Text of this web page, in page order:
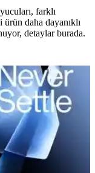
farklı
daha dayanıklı
detaylar burada.